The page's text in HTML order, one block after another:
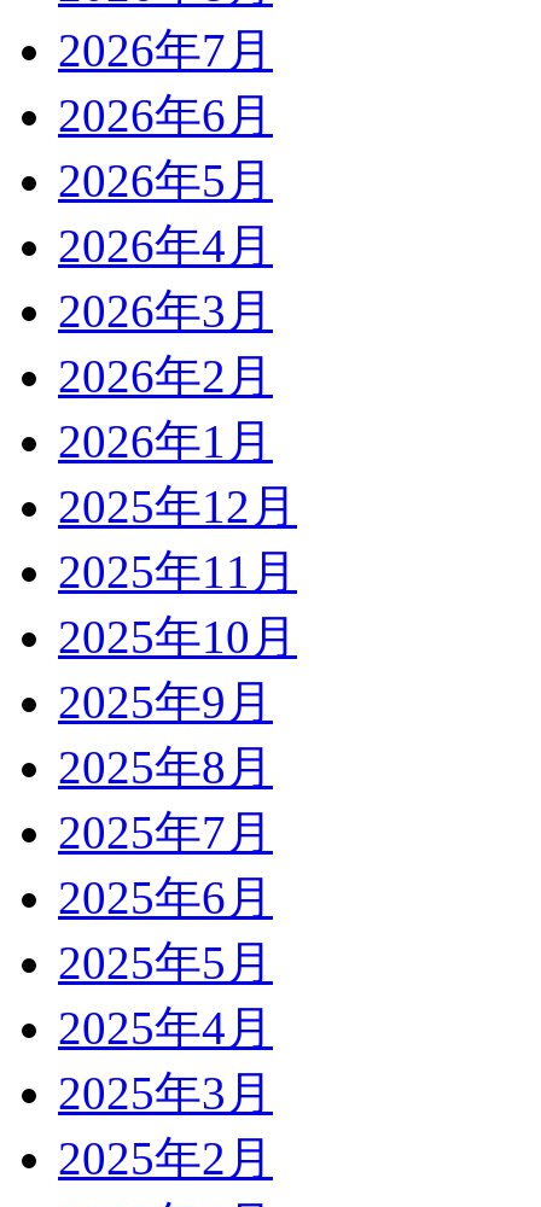
2026年7月
2026年6月
2026年5月
2026年4月
2026年3月
2026年2月
2026年1月
2025年12月
2025年11月
2025年10月
2025年9月
2025年8月
2025年7月
2025年6月
2025年5月
2025年4月
2025年3月
2025年2月